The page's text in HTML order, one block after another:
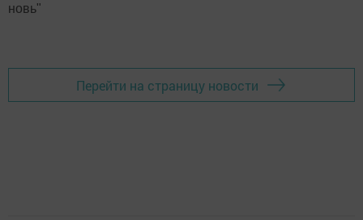
новь"
Перейти на страницу новости